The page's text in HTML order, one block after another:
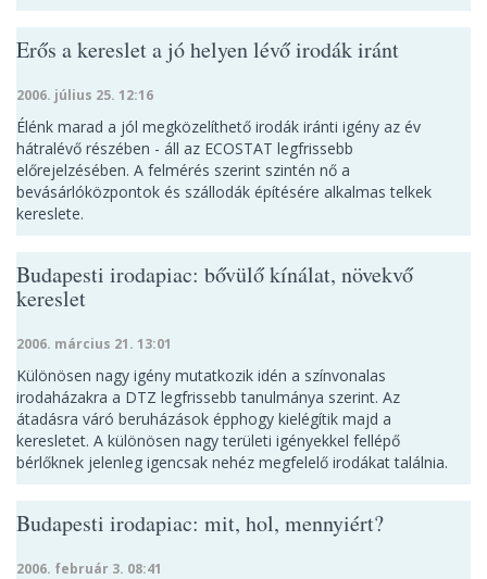
Erős a kereslet a jó helyen lévő irodák iránt
2006. július 25. 12:16
Élénk marad a jól megközelíthető irodák iránti igény az év
hátralévő részében - áll az ECOSTAT legfrissebb
előrejelzésében. A felmérés szerint szintén nő a
bevásárlóközpontok és szállodák építésére alkalmas telkek
kereslete.
Budapesti irodapiac: bővülő kínálat, növekvő
kereslet
2006. március 21. 13:01
Különösen nagy igény mutatkozik idén a színvonalas
irodaházakra a DTZ legfrissebb tanulmánya szerint. Az
átadásra váró beruházások épphogy kielégítik majd a
keresletet. A különösen nagy területi igényekkel fellépő
bérlőknek jelenleg igencsak nehéz megfelelő irodákat találnia.
Budapesti irodapiac: mit, hol, mennyiért?
2006. február 3. 08:41